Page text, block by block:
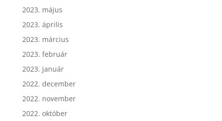
2023. május
2023. április
2023. március
2023. február
2023. január
2022. december
2022. november
2022. október